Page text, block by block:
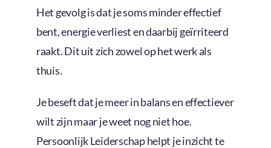
Het gevolg is dat je soms minder effectief
bent, energie verliest en daarbij geïrriteerd
raakt. Dit uit zich zowel op het werk als
thuis.
Je beseft dat je meer in balans en effectiever
wilt zijn maar je weet nog niet hoe.
Persoonlijk Leiderschap helpt je inzicht te